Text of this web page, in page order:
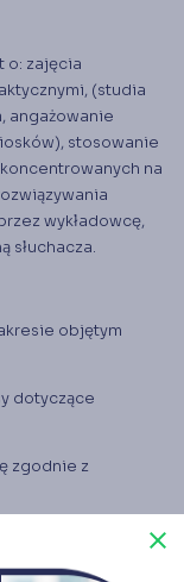
o: zajęcia
(studia
angażowanie
stosowanie
na
wykładowcę,
słuchacza.
objętym
dotyczące
zgodnie z
close